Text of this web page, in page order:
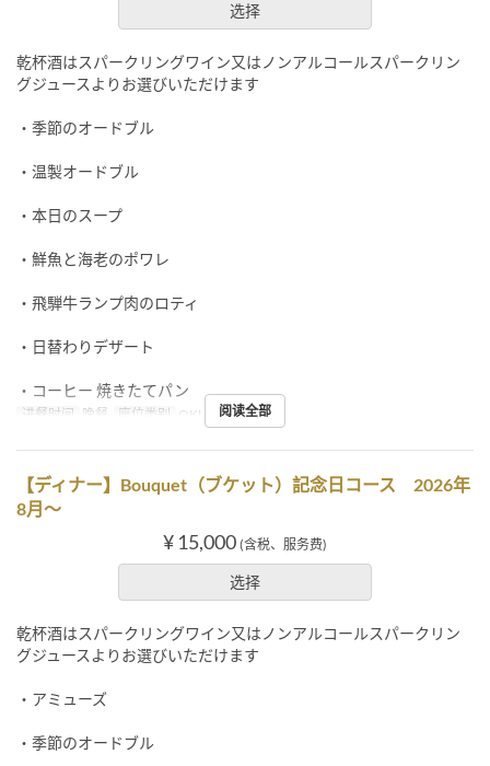
选择
乾杯酒はスパークリングワイン又はノンアルコールスパークリン
グジュースよりお選びいただけます
・季節のオードブル
・温製オードブル
・本日のスープ
・鮮魚と海老のポワレ
・飛騨牛ランプ肉のロティ
・日替わりデザート
・コーヒー 焼きたてパン
进餐时间 晚餐 座位类别 OKUMURATEI
阅读全部
【ディナー】Bouquet（ブケット）記念日コース 2026年
8月～
¥ 15,000 (含税、服务费)
选择
乾杯酒はスパークリングワイン又はノンアルコールスパークリン
グジュースよりお選びいただけます
・アミューズ
・季節のオードブル